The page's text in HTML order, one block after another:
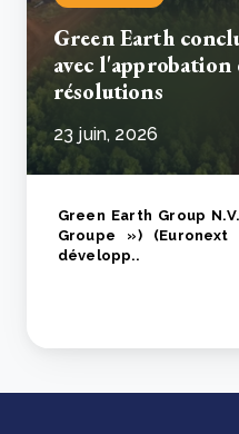
Green Earth
avec l'approbation
résolutions
23 juin, 2026
Green Earth Group
Groupe ») (Euronext :
développ..